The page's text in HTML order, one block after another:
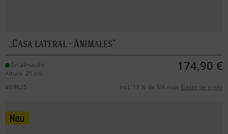
Casa lateral - Animales
En almacén
Altura: 21 cm
174,90 €
#69625 incl. 19 % de IVA más Gasto de envío